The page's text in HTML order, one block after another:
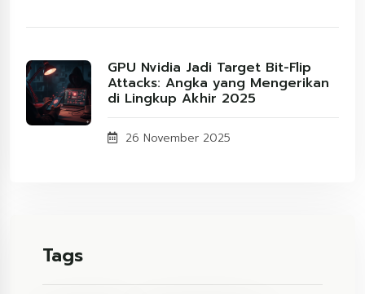
GPU Nvidia Jadi Target Bit-Flip
Attacks: Angka yang Mengerikan
di Lingkup Akhir 2025
26 November 2025
Tags